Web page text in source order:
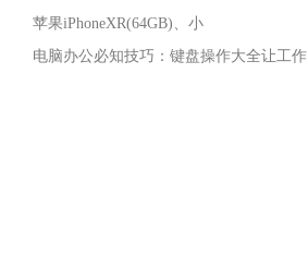
苹果iPhoneXR(64GB)、小
电脑办公必知技巧：键盘操作大全让工作